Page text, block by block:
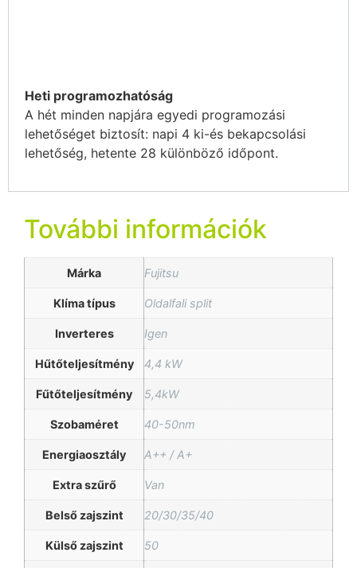
Heti programozhatóság
A hét minden napjára egyedi programozási
lehetőséget biztosít: napi 4 ki-és bekapcsolási
lehetőség, hetente 28 különböző időpont.
További információk
Márka Fujitsu
Klíma típus Oldalfali split
Inverteres Igen
Hűtőteljesítmény 4,4 kW
Fűtőteljesítmény 5,4kW
Szobaméret 40-50nm
Energiaosztály A++ / A+
Extra szűrő Van
Belső zajszint 20/30/35/40
Külső zajszint 50